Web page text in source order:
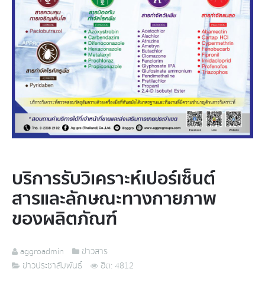
บริการรับวิเคราะห์เปอร์เซ็นต์
สารและลักษณะทางกายภาพ
ของผลิตภัณฑ์
aggroadmin
ข่าวสาร
ข่าวประชาสัมพันธ์
ฮิต: 4812